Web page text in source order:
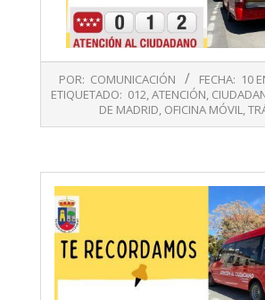
01-
POR: COMUNICACIÓN FECHA: 10
ETIQUETADO: 012,ATENCIÓN,
DE MADRID, OFICINA MÓVIL,